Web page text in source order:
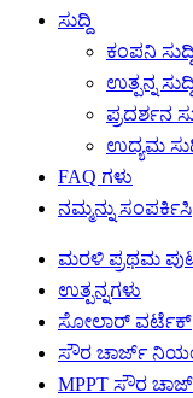
ಸುದ್ದಿ
ಕಂಪನಿ ಸುದ್ದಿ
ಉತ್ಪನ್ನ ಸುದ್ದಿ
ಪ್ರದರ್ಶನ
ಉದ್ಯಮ
FAQ ಗಳು
ನಮ್ಮನ್ನು ಸಂಪರ್ಕಿಸಿ
ಮರಳಿ ಪ್ರಥಮ
ಉತ್ಪನ್ನಗಳು
ಸೋಲಾರ್ ವರ್ಟೆಕ್
ಸೌರ ಚಾರ್ಜ್
MPPT ಸೌರ